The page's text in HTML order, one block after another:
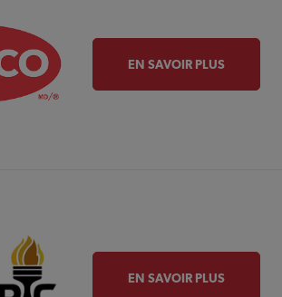
EN SAVOIR PLUS
EN SAVOIR PLUS